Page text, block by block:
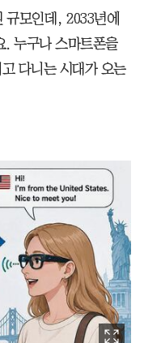
규모인데, 2033년에
. 누구나 스마트폰을
다니는 시대가 오는